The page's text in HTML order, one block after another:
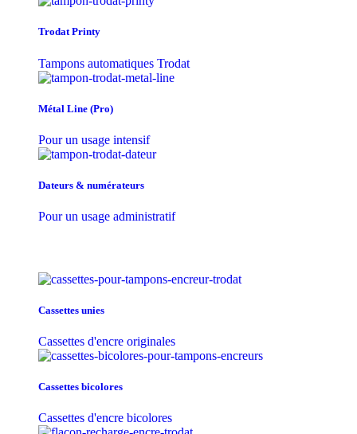
Trodat Printy
Tampons automatiques Trodat
Métal Line (Pro)
Pour un usage intensif
Dateurs & numérateurs
Pour un usage administratif
Cassettes unies
Cassettes d'encre originales
Cassettes bicolores
Cassettes d'encre bicolores